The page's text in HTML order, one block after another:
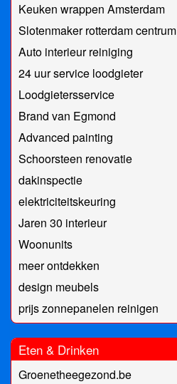
Keuken wrappen Amsterdam
Slotenmaker rotterdam centrum
Auto interieur reiniging
24 uur service loodgieter
Loodgietersservice
Brand van Egmond
Advanced painting
Schoorsteen renovatie
dakinspectie
elektriciteitskeuring
Jaren 30 interieur
Woonunits
meer ontdekken
design meubels
prijs zonnepanelen reinigen
Eten & Drinken
Groenetheegezond.be